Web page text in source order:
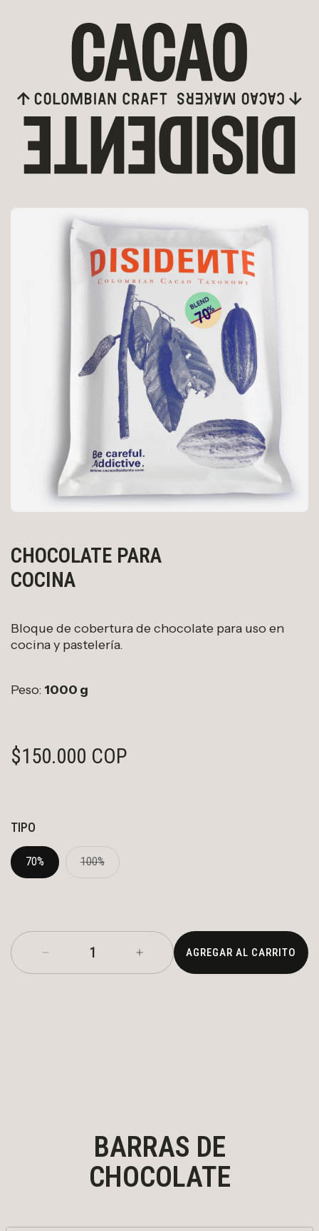
a la información del producto
CHOCOLATE PARA
COCINA
Bloque de cobertura de chocolate para uso en
cocina y pastelería.
Peso: 1000 g
PRECIO HABITUAL
$150.000 COP
TIPO
70% 100%Variante agotada o no disponible
Reducir cantidad para Chocolate para Cocina
Aumentar cantidad para
AGREGAR AL CARRITO
BARRAS DE
CHOCOLATE